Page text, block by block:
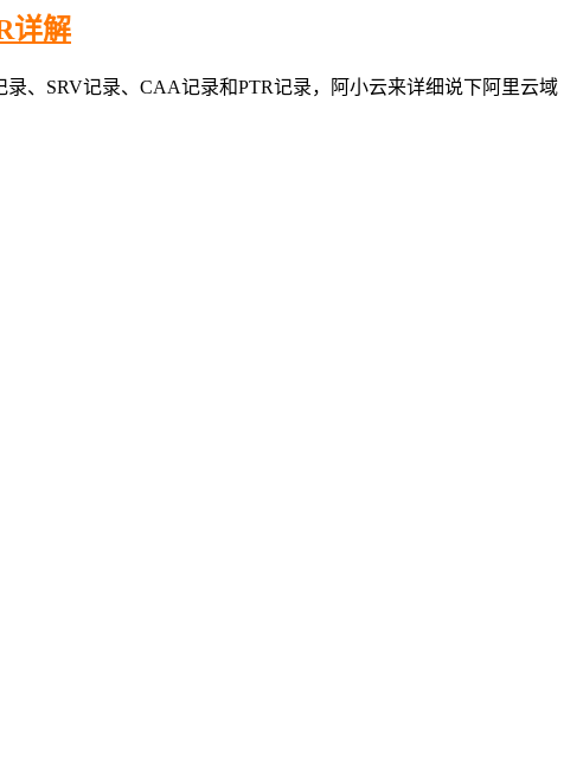
详解
、SRV记录、CAA记录和PTR记录，阿小云来详细说下阿里云域